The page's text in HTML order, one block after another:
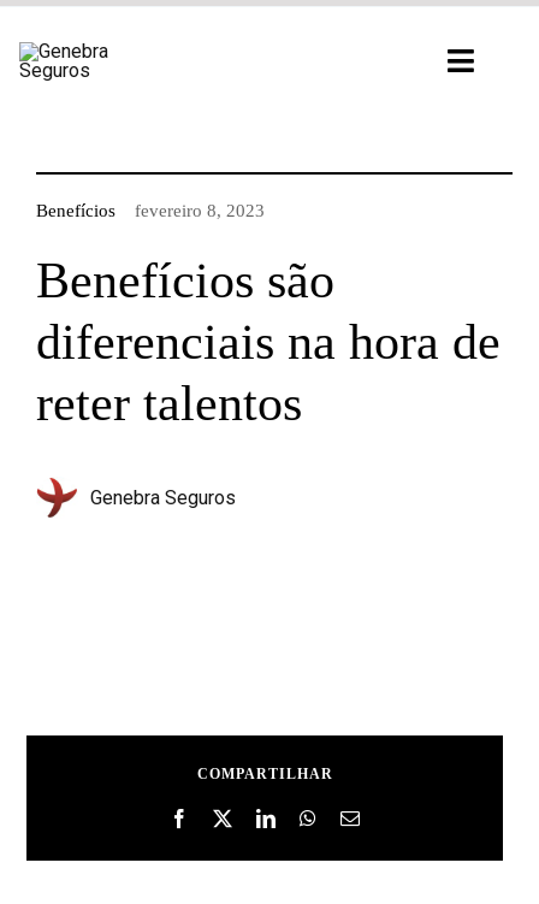
para
Benefícios fevereiro 8, 2023
Benefícios são
diferenciais na hora de
reter talentos
Genebra Seguros
COMPARTILHAR